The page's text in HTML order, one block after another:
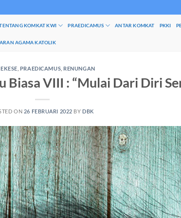
KOMKAT KWI PRAEDICAMUS ANTAR KOMKAT PKKI
AGAMA KATOLIK
PRAEDICAMUS RENUNGAN
Biasa VIII : “Mulai Dari Diri
ON 26 FEBRUARI 2022 BY DBK